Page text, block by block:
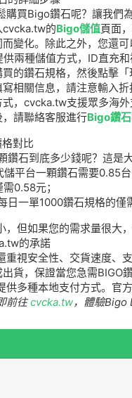
購買Bigo鑽石呢？讓我們
cvcka.tw的Bigo儲值頁面
變化。除此之外，您還
兩種儲值方式，ID直充
的鑽石規格，然後點擊「
相關信息，請注意輸入折
，cvcka.tw支援眾多海
請聯絡客服進行Bigo鑽石
對比
鑽石到底多少錢呢？這是
平台一顆鑽石需要0.85台
0.58元；
日一單1000鑽石規格的僅
，但如果您的需求量很大
的承諾
重視安全性、交貨速度、
貨，保證當您急需BIGO
供多種本地支付方式。官
前往cvcka.tw，體驗Bigo